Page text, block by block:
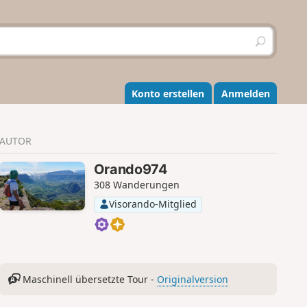
S
u
h
e
n
Konto erstellen Anmelden
AUTOR
Orando974
308 Wanderungen
Visorando-Mitglied
Maschinell übersetzte Tour - Originalversion